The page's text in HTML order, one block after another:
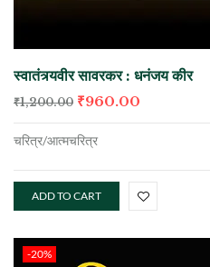
स्वातंत्र्यवीर सावरकर : धनंजय कीर
₹1,200.00 ₹960.00
चरित्र/आत्मचरित्र
ADD TO CART
-20%